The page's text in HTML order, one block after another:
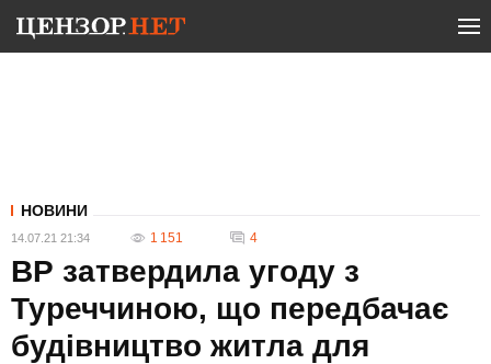
НОВИНИ
14.07.21 21:34 1 151 4
ВР затвердила угоду з
Туреччиною, що передбачає
будівництво житла для